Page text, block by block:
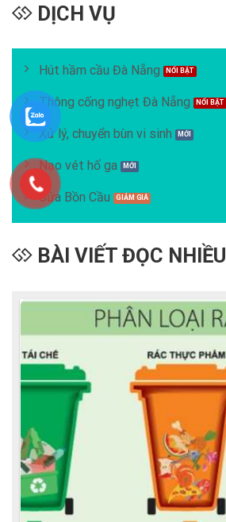
DỊCH VỤ
Hút hầm cầu Đà Nẵng
Thông cống nghẹt Đà Nẵng
Xử lý, chuyển bùn vi sinh
Nạo vét hố ga
Sửa Bồn Cầu
BÀI VIẾT ĐỌC NHIỀU